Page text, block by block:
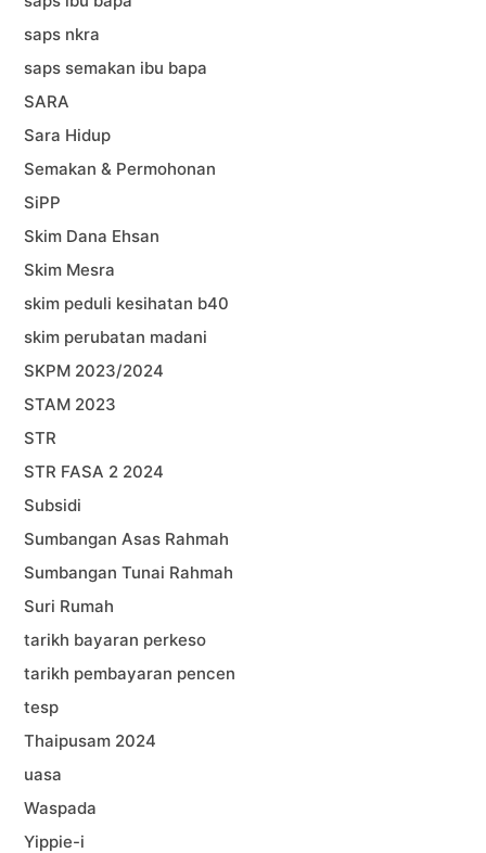
saps nkra
saps semakan ibu bapa
SARA
Sara Hidup
Semakan & Permohonan
SiPP
Skim Dana Ehsan
Skim Mesra
skim peduli kesihatan b40
skim perubatan madani
SKPM 2023/2024
STAM 2023
STR
STR FASA 2 2024
Subsidi
Sumbangan Asas Rahmah
Sumbangan Tunai Rahmah
Suri Rumah
tarikh bayaran perkeso
tarikh pembayaran pencen
tesp
Thaipusam 2024
uasa
Waspada
Yippie-i